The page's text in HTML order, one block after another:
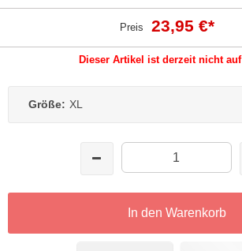
Preis 23,95 €*
Dieser Artikel ist derzeit nicht
Größe: XL
In den Warenkorb